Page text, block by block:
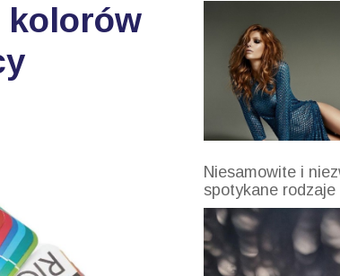
kolorów
Niesamowite i
spotykane rodzaje